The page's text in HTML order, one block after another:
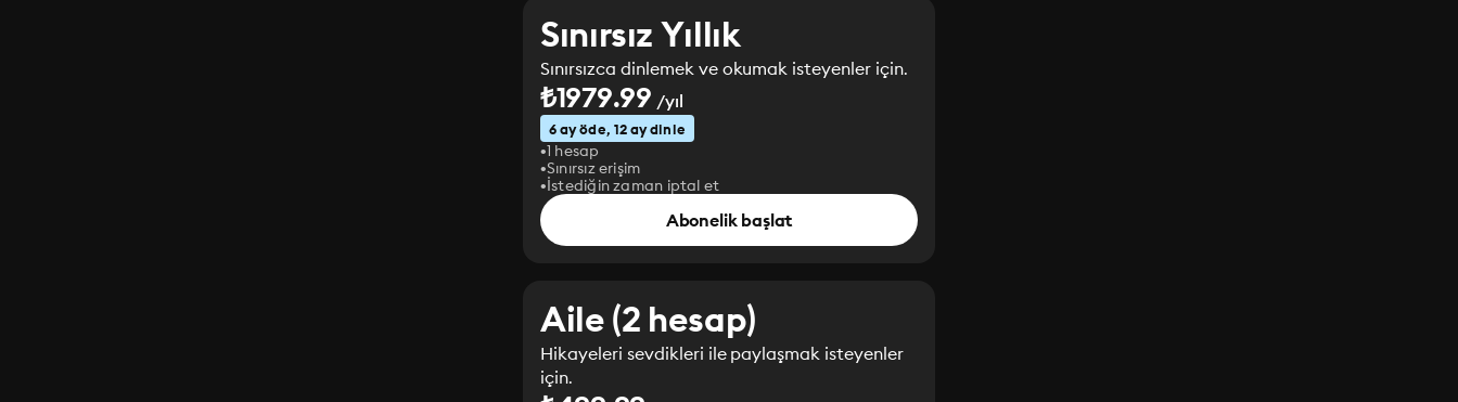
Sınırsız Yıllık
Sınırsızca dinlemek ve okumak isteyenler için.
₺1979.99 /yıl
6 ay öde, 12 ay dinle
1 hesap
Sınırsız erişim
İstediğin zaman iptal et
Abonelik başlat
Aile (2 hesap)
Hikayeleri sevdikleri ile paylaşmak isteyenler
için.